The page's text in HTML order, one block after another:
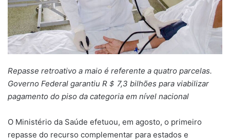
Repasse retroativo a maio é referente a quatro parcelas.
Governo Federal garantiu R＄ 7,3 bilhões para viabilizar
pagamento do piso da categoria em nível nacional
O Ministério da Saúde efetuou, em agosto, o primeiro
repasse do recurso complementar para estados e